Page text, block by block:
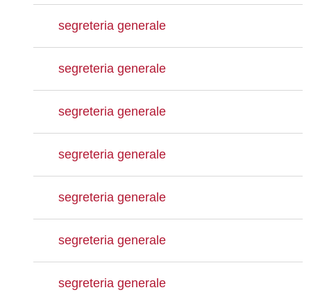
segreteria generale
segreteria generale
segreteria generale
segreteria generale
segreteria generale
segreteria generale
segreteria generale